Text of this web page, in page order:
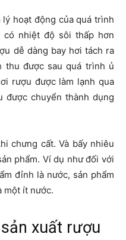
hoạt động của quá trình
nhiệt độ sôi thấp hơn
dễ dàng bay hơi tách ra
thu được sau quá trình ủ
rượu được làm lạnh qua
được chuyển thành dụng
chưng cất. Và bấy nhiêu
phẩm. Ví dụ như đối với
đỉnh là nước, sản phẩm
một ít nước.
xuất rượu